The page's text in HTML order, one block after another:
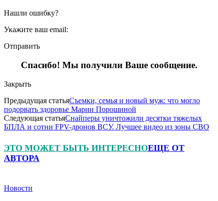
Нашли ошибку?
Укажите ваш email:
Отправить
Спасибо! Мы получили Ваше сообщение.
Закрыть
Предыдущая статьяСъемки, семья и новый муж: что могло
подорвать здоровье Марии Порошиной
Следующая статьяСнайперы уничтожили десятки тяжелых
БПЛА и сотни FPV-дронов ВСУ. Лучшее видео из зоны СВО
ЭТО МОЖЕТ БЫТЬ ИНТЕРЕСНОЕЩЕ ОТ
АВТОРА
Новости